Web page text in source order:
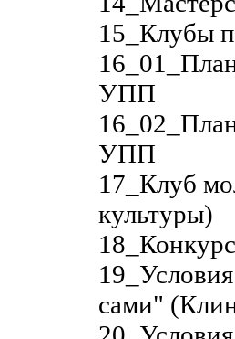
15_Клубы
УПП
УПП
17_Клуб
культуры)
сами"